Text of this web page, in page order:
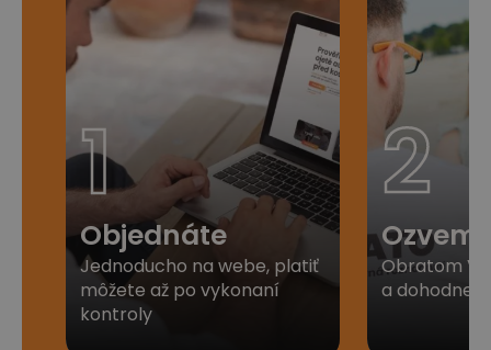
1
Objednáte
Jednoducho na webe, platiť
môžete až po vykonaní
kontroly
2
Obratom
a